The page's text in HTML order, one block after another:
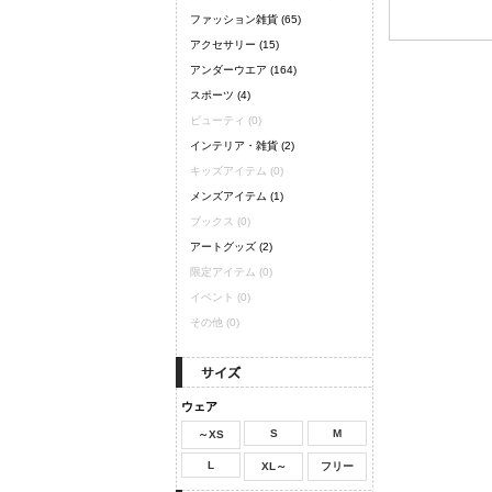
ファッション雑貨 (65)
アクセサリー (15)
アンダーウエア (164)
スポーツ (4)
ビューティ (0)
インテリア・雑貨 (2)
キッズアイテム (0)
メンズアイテム (1)
ブックス (0)
アートグッズ (2)
限定アイテム (0)
イベント (0)
その他 (0)
ウェア
～XS S M
L XL～ フリー